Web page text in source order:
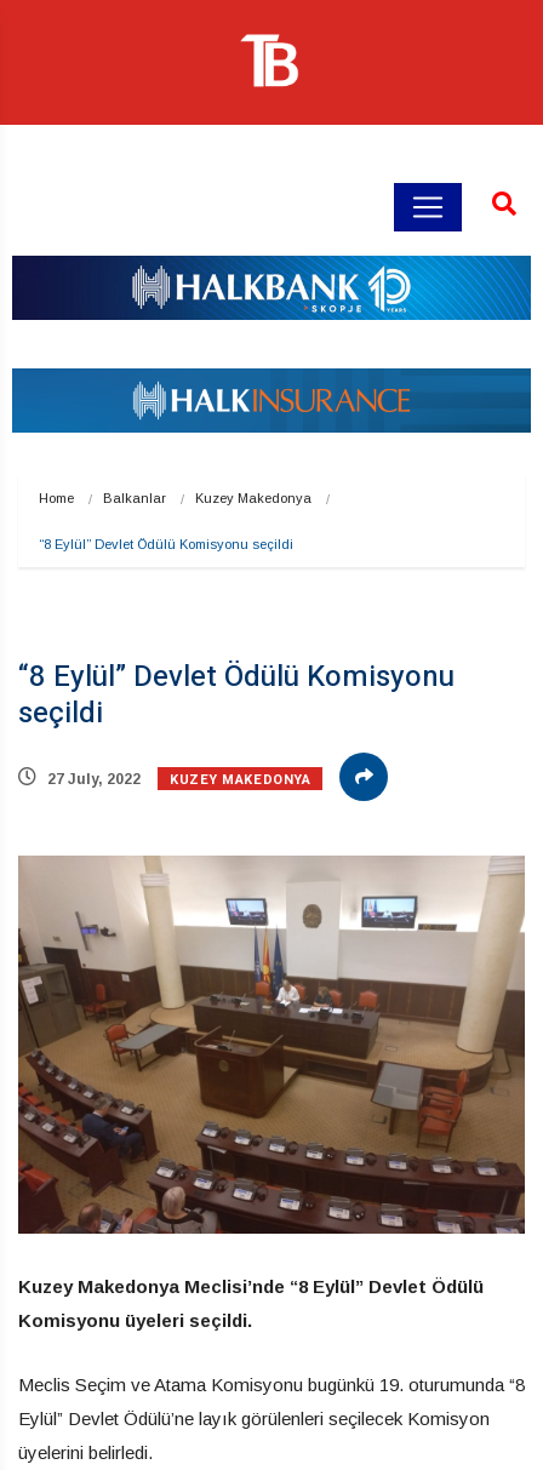
Home Balkanlar Kuzey Makedonya
“8 Eylül” Devlet Ödülü Komisyonu seçildi
“8 Eylül” Devlet Ödülü Komisyonu
seçildi
27 July, 2022 KUZEY MAKEDONYA
Kuzey Makedonya Meclisi’nde “8 Eylül” Devlet Ödülü
Komisyonu üyeleri seçildi.
Meclis Seçim ve Atama Komisyonu bugünkü 19. oturumunda “8
Eylül” Devlet Ödülü’ne layık görülenleri seçilecek Komisyon
üyelerini belirledi.